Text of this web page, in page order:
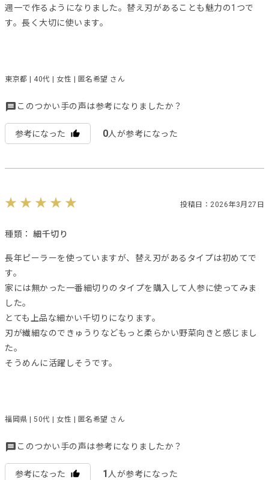
週一で作るようになりました。替え刃があることも魅力の1つで
す。長く大切に使います。
東京都 | 40代 | 女性 | 匿名希望 さん
このつかい手の声は参考になりましたか？
参考になった 0人が参考になった
投稿日：2026年3月27日
種類： 細千切り
長年ピーラーを使っていますが、替え刃があるタイプは初めてで
す。
家には無かった一番細切りのタイプを購入して人参に使ってみま
した。
とても上品な細かい千切りになります。
刃が繊細なのできゅうりなどもっと柔らかい野菜向きと感じまし
た。
そうめんに活躍しそうです。
福岡県 | 50代 | 女性 | 匿名希望 さん
このつかい手の声は参考になりましたか？
参考になった 1 人が参考になった